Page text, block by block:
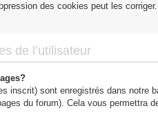
des cookies peut les corriger.
de l’utilisateur
inscrit) sont enregistrés dans notre
du forum). Cela vous permettra